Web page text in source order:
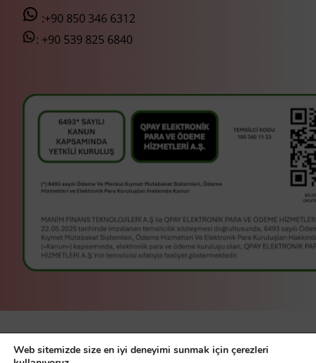
:+90 850 346 6312
: +90 539 825 6840
manim bir
Manim Finans
Web sitemizde size en iyi deneyimi sunmak için çerezleri